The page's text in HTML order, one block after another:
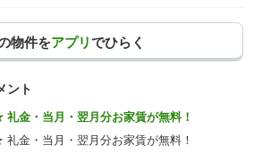
物件をアプリでひらく
ント
金・当月・翌月分お家賃が無料！
金・当月・翌月分お家賃が無料！